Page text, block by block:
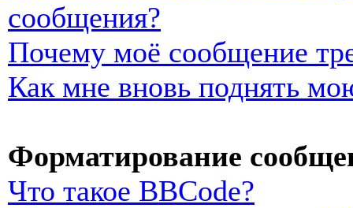
сообщения?
Почему моё сообщение
Как мне вновь поднять
Форматирование
Что такое BBCode?